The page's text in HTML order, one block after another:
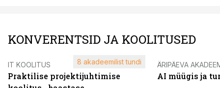
KONVERENTSID JA KOOLITUSED
IT KOOLITUS
Praktilise projektijuhtimise
8 akadeemilist tundi ÄRIPÄEVA
AI müügis ja